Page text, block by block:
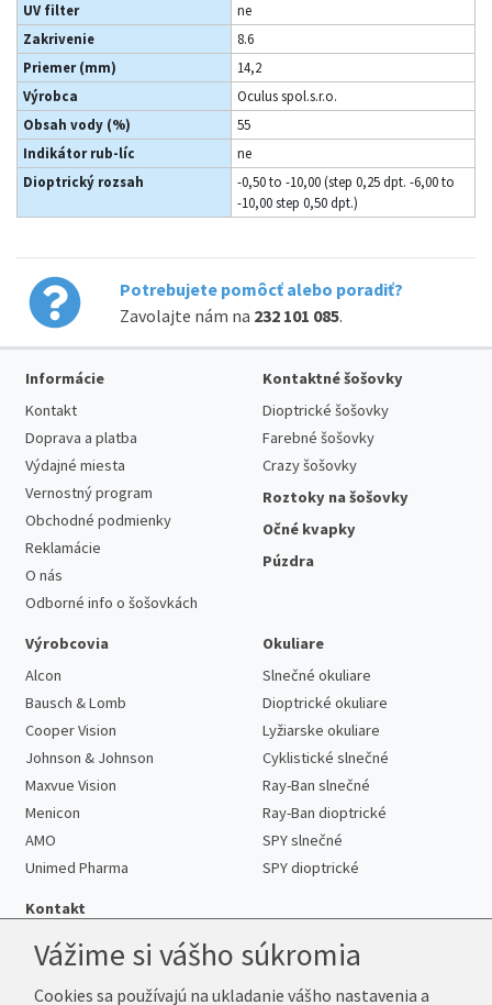
UV filter
ne
Zakrivenie
8.6
Priemer (mm)
14,2
Výrobca
Oculus spol.s.r.o.
Obsah vody (%)
55
Indikátor rub-líc
ne
Dioptrický rozsah
-0,50 to -10,00 (step 0,25 dpt. -6,00 to
-10,00 step 0,50 dpt.)
Potrebujete pomôcť alebo poradiť?
Zavolajte nám na 232 101 085.
Informácie
Kontakt
Doprava a platba
Výdajné miesta
Vernostný program
Obchodné podmienky
Reklamácie
O nás
Odborné info o šošovkách
Kontaktné šošovky
Dioptrické šošovky
Farebné šošovky
Crazy šošovky
Roztoky na šošovky
Očné kvapky
Púzdra
Výrobcovia
Alcon
Bausch & Lomb
Cooper Vision
Johnson & Johnson
Maxvue Vision
Menicon
AMO
Unimed Pharma
Okuliare
Slnečné okuliare
Dioptrické okuliare
Lyžiarske okuliare
Cyklistické slnečné
Ray-Ban slnečné
Ray-Ban dioptrické
SPY slnečné
SPY dioptrické
Kontakt
Telefón:+421 222 205 863
Vážime si vášho súkromia
Cookies sa používajú na ukladanie vášho nastavenia a